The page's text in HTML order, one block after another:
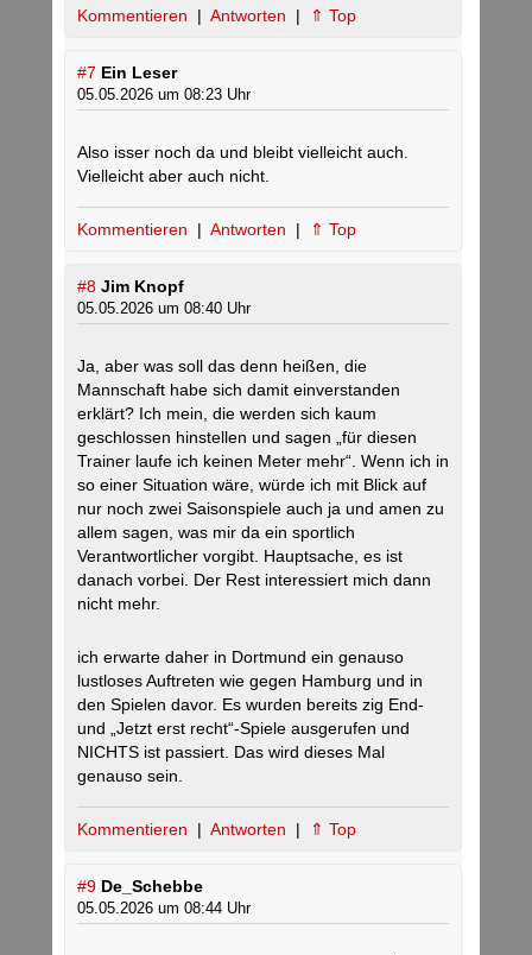
Kommentieren | Antworten | ⇑ Top
#7 Ein Leser
05.05.2026 um 08:23 Uhr
Also isser noch da und bleibt vielleicht auch.
Vielleicht aber auch nicht.
Kommentieren | Antworten | ⇑ Top
#8 Jim Knopf
05.05.2026 um 08:40 Uhr
Ja, aber was soll das denn heißen, die
Mannschaft habe sich damit einverstanden
erklärt? Ich mein, die werden sich kaum
geschlossen hinstellen und sagen „für diesen
Trainer laufe ich keinen Meter mehr“. Wenn ich in
so einer Situation wäre, würde ich mit Blick auf
nur noch zwei Saisonspiele auch ja und amen zu
allem sagen, was mir da ein sportlich
Verantwortlicher vorgibt. Hauptsache, es ist
danach vorbei. Der Rest interessiert mich dann
nicht mehr.
ich erwarte daher in Dortmund ein genauso
lustloses Auftreten wie gegen Hamburg und in
den Spielen davor. Es wurden bereits zig End-
und „Jetzt erst recht“-Spiele ausgerufen und
NICHTS ist passiert. Das wird dieses Mal
genauso sein.
Kommentieren | Antworten | ⇑ Top
#9 De_Schebbe
05.05.2026 um 08:44 Uhr